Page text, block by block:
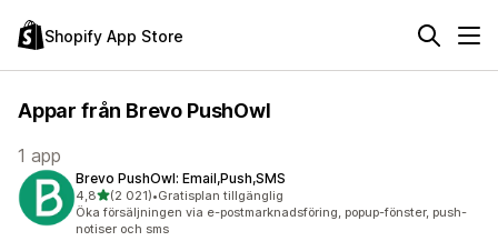
Shopify App Store
Appar från Brevo PushOwl
1 app
Brevo PushOwl: Email,Push,SMS
4,8av 5 stjärnor
(2 021)
2021 recensioner totalt
•Gratisplan tillgänglig
Öka försäljningen via e-postmarknadsföring, popup-fönster, push-
notiser och sms